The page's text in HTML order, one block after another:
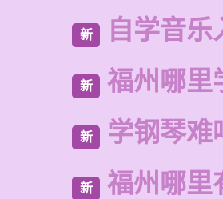
新 自学音
新 福州哪里
新 学钢琴难
新 福州哪里